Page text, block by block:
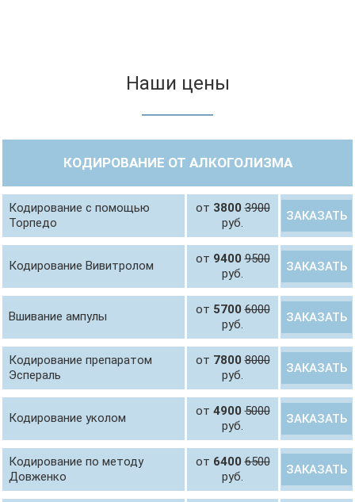
Наши цены
КОДИРОВАНИЕ ОТ АЛКОГОЛИЗМА
Кодирование с помощью
Торпедо
от 38003900
руб.
ЗАКАЗАТЬ
Кодирование Вивитролом от 94009500
руб.
ЗАКАЗАТЬ
Вшивание ампулы от 57006000
руб.
ЗАКАЗАТЬ
Кодирование препаратом
Эспераль
от 78008000
руб.
ЗАКАЗАТЬ
Кодирование уколом от 49005000
руб.
ЗАКАЗАТЬ
Кодирование по методу
Довженко
от 64006500
руб.
ЗАКАЗАТЬ